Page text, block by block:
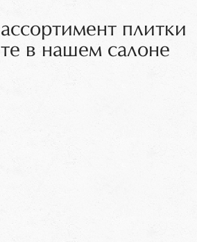
плитки
в нашем салоне